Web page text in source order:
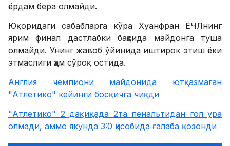
ёрдам бера олмайди.
Юқоридаги сабабларга кўра Хуанфран ЕЧЛнинг
ярим финал дастлабки баҳсида майдонга туша
олмайди. Унинг жавоб ўйинида иштирок этиш ёки
этмаслиги ҳам сўроқ остида.
Англия чемпиони майдонида ютқазмаган
"Атлетико" кейинги босқичга чиқди
"Атлетико" 2 дақиқада 2та пенальтидан гол ура
олмади, аммо якунда 3:0 ҳисобида ғалаба қозонди